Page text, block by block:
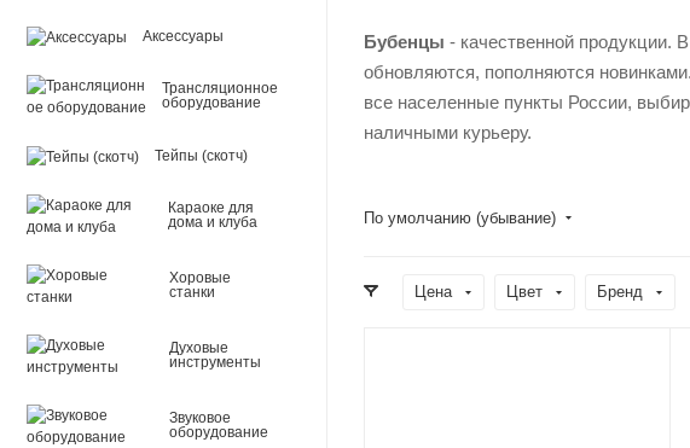
Аксессуары
Трансляционное
оборудование
Тейпы (скотч)
Караоке для
дома и клуба
Хоровые
станки
Духовые
инструменты
Звуковое
оборудование
Бубенцы - качественной продукции.
обновляются, пополняются
все населенные пункты России,
наличными курьеру.
По умолчанию (убывание)
Цена Цвет Бренд